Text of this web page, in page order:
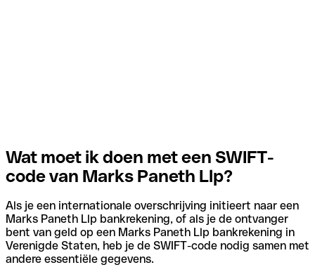
Wat moet ik doen met een SWIFT-
code van Marks Paneth Llp?
Als je een internationale overschrijving initieert naar een
Marks Paneth Llp bankrekening, of als je de ontvanger
bent van geld op een Marks Paneth Llp bankrekening in
Verenigde Staten, heb je de SWIFT-code nodig samen met
andere essentiële gegevens.